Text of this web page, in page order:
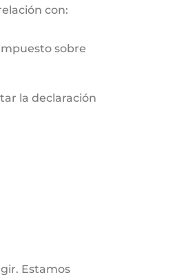
con:
sobre
la declaración
Estamos